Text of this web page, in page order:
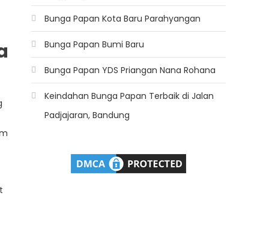
Bunga Papan Kota Baru Parahyangan
Bunga Papan Bumi Baru
Bunga Papan YDS Priangan Nana Rohana
Keindahan Bunga Papan Terbaik di Jalan
Padjajaran, Bandung